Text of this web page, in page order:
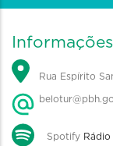
Rua Espírito
Spotify